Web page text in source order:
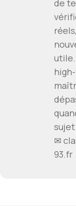
de
sujet
✉
93.fr